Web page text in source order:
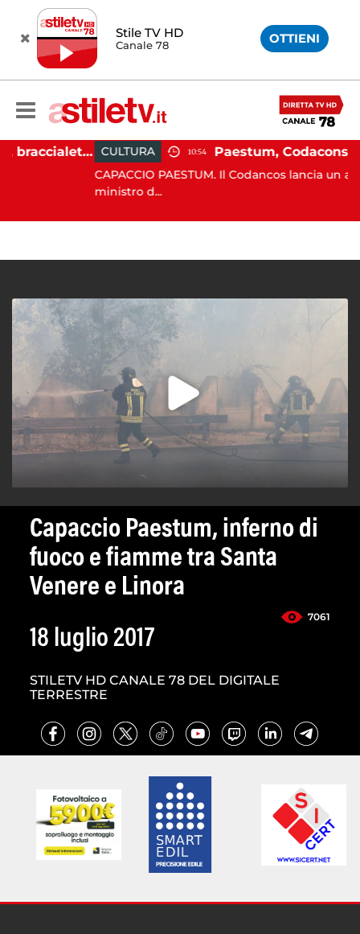
Stile TV HD
Canale 78 OTTIENI
Martina Carbonaro, braccialetto elettronico per i genitori della 14enne uccisa dall'ex CULTURA 10:54
CAPACCIO PAESTUM. Il Codancos lancia un appello
ministro d...
Capaccio Paestum, inferno di
fuoco e fiamme tra Santa
Venere e Linora
7061
18 luglio 2017
STILETV HD CANALE 78 DEL DIGITALE
TERRESTRE